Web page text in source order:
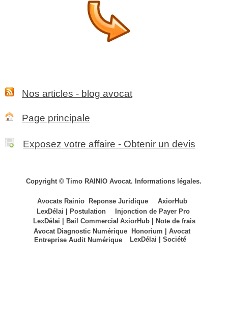
Nos articles - blog avocat
Page principale
Exposez votre affaire - Obtenir un devis
Copyright © Timo RAINIO Avocat. Informations légales.
Avocats Rainio Reponse Juridique
AxiorHub
LexDélai | Postulation
LexDélai | Bail Commercial
LexDélai | Société
Entreprise Audit Numérique
Injonction de Payer Pro
Avocat Diagnostic Numérique
AxiorHub | Note de frais
Honorium | Avocat